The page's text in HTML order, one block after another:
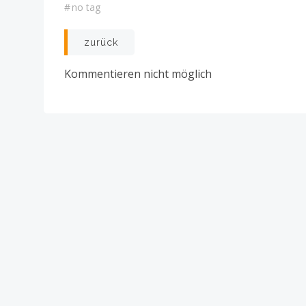
#no tag
Post
navigation
zurück
Kommentieren nicht möglich